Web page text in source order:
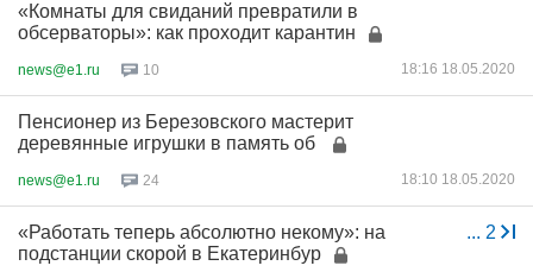
«Комнаты для свиданий превратили в
обсерваторы»: как проходит карантин
news@e1.ru 10 18:16 18.05.2020
Пенсионер из Березовского мастерит
деревянные игрушки в память об
news@e1.ru 24 18:10 18.05.2020
... 2
«Работать теперь абсолютно некому»: на
подстанции скорой в Екатеринбур